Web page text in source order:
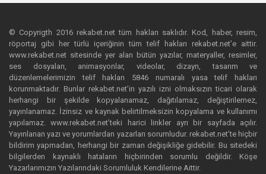
© Copyrigth 2016 rekabet.net tüm hakları saklıdır. Kod, haber, resim,
röportaj gibi her türlü içeriğinin tüm telif hakları rekabet.net’e aittir.
www.rekabet.net sitesinde yer alan bütün yazılar, materyaller, resimler,
ses dosyaları, animasyonlar, videolar, dizayn, tasarım ve
düzenlemelerimizin telif hakları 5846 numaralı yasa telif hakları
korunmaktadır. Bunlar rekabet.net’in yazılı izni olmaksızın ticari olarak
herhangi bir şekilde kopyalanamaz, dağıtılamaz, değiştirilemez,
yayınlanamaz. İzinsiz ve kaynak belirtilmeksizin kopyalama ve kullanımı
yapılamaz. www.rekabet.net’teki harici linkler ayrı bir sayfada açılır.
Yayınlanan yazı ve yorumlardan yazarları sorumludur. rekabet.net’te hiçbir
bildirim yapmadan, herhangi bir zaman değişikliğe gidebilir. Bu sitedeki
bilgilerden kaynaklı hataların hiçbirinden sorumlu değildir. Köşe
Yazarlarımızın Yazılarındaki Sorumluluk Kendilerine Aittir.